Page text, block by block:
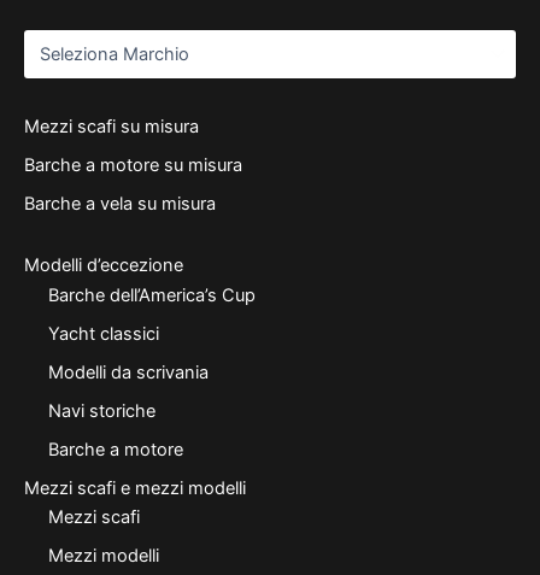
Mezzi scafi su misura
Barche a motore su misura
Barche a vela su misura
Modelli d’eccezione
Barche dell’America’s Cup
Yacht classici
Modelli da scrivania
Navi storiche
Barche a motore
Mezzi scafi e mezzi modelli
Mezzi scafi
Mezzi modelli